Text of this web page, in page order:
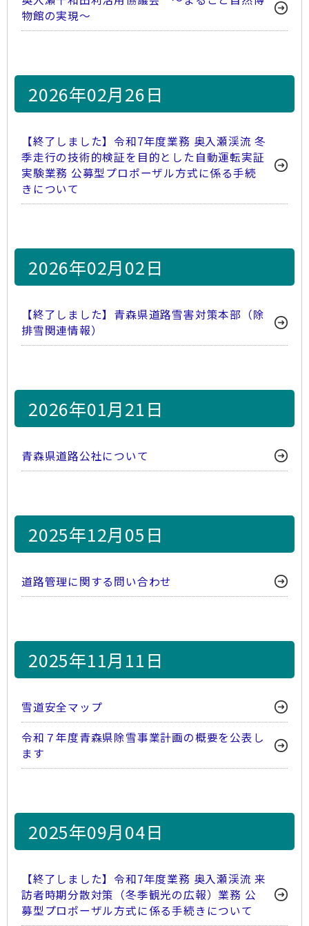
物館の実現～
2026年02月26日
【終了しました】令和7年度業務 奥入瀬渓流 冬
季走行の技術的検証を目的とした自動運転実証
実験業務 公募型プロポーザル方式に係る手続
きについて
2026年02月02日
【終了しました】青森県道路雪害対策本部（除
排雪関連情報）
2026年01月21日
青森県道路公社について
2025年12月05日
道路管理に関する問い合わせ
2025年11月11日
雪道安全マップ
令和７年度青森県除雪事業計画の概要を公表し
ます
2025年09月04日
【終了しました】令和7年度業務 奥入瀬渓流 来
訪者時期分散対策（冬季観光の広報）業務 公
募型プロポーザル方式に係る手続きについて